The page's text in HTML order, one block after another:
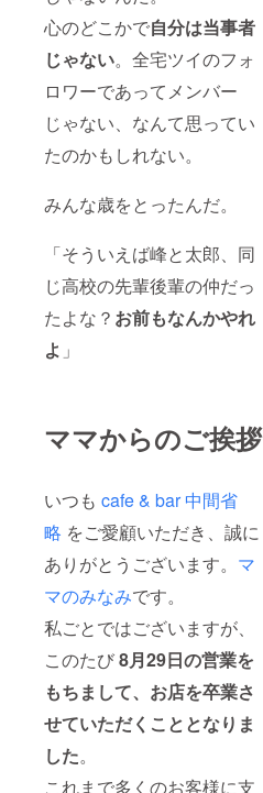
心のどこかで自分は当事者
じゃない。全宅ツイのフォ
ロワーであってメンバー
じゃない、なんて思ってい
たのかもしれない。
みんな歳をとったんだ。
「そういえば峰と太郎、同
じ高校の先輩後輩の仲だっ
たよな？ お前もなんかやれ
よ 」
ママからのご挨拶
いつも cafe & bar 中間省
略 をご愛顧いただき、誠に
ありがとうございます。 マ
マのみなみです。
私ごとではございますが、
このたび8月29日の営業を
もちまして、お店を卒業さ
せていただくこととなりま
した。
これまで多くのお客様に支